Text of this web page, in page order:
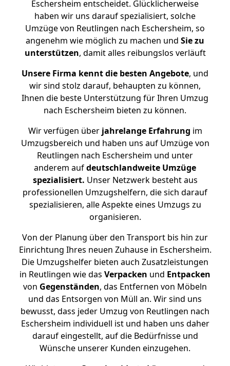
Eschersheim entscheidet. Glücklicherweise
haben wir uns darauf spezialisiert, solche
Umzüge von Reutlingen nach Eschersheim, so
angenehm wie möglich zu machen und Sie zu
unterstützen, damit alles reibungslos verläuft
Unsere Firma kennt die besten Angebote, und
wir sind stolz darauf, behaupten zu können,
Ihnen die beste Unterstützung für Ihren Umzug
nach Eschersheim bieten zu können.
Wir verfügen überjahrelange Erfahrung im
Umzugsbereich und haben uns auf Umzüge von
Reutlingen nach Eschersheim und unter
anderem aufdeutschlandweite Umzüge
spezialisiert. Unser Netzwerk besteht aus
professionellen Umzugshelfern, die sich darauf
spezialisieren, alle Aspekte eines Umzugs zu
organisieren.
Von der Planung über den Transport bis hin zur
Einrichtung Ihres neuen Zuhause in Eschersheim.
Die Umzugshelfer bieten auch Zusatzleistungen
in Reutlingen wie das Verpacken und Entpacken
von Gegenständen, das Entfernen von Möbeln
und das Entsorgen von Müll an. Wir sind uns
bewusst, dass jeder Umzug von Reutlingen nach
Eschersheim individuell ist und haben uns daher
darauf eingestellt, auf die Bedürfnisse und
Wünsche unserer Kunden einzugehen.